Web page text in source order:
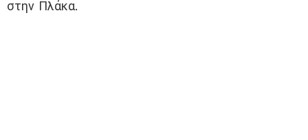
στην Πλάκα.